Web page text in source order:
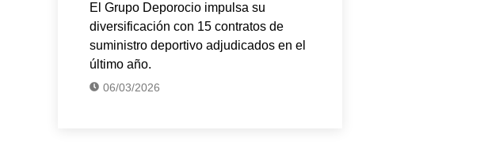
El Grupo Deporocio impulsa su
diversificación con 15 contratos de
suministro deportivo adjudicados en el
último año.
06/03/2026